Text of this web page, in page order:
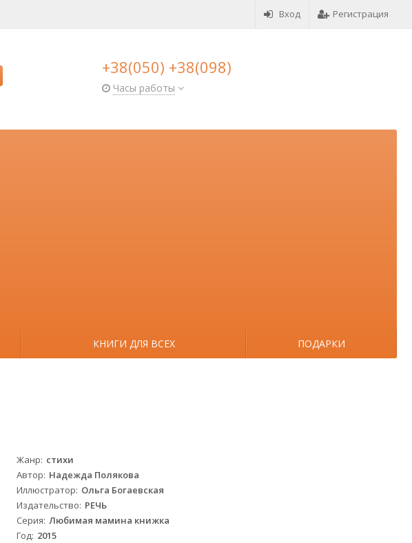
Вход Регистрация
+38(050) +38(098)
Часы работы
КНИГИ ДЛЯ ВСЕХ ПОДАРКИ
Жанр стихи
Автор Надежда Полякова
Иллюстратор Ольга Богаевская
Издательство РЕЧЬ
Серия Любимая мамина книжка
Год 2015